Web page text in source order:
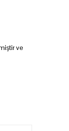
ve